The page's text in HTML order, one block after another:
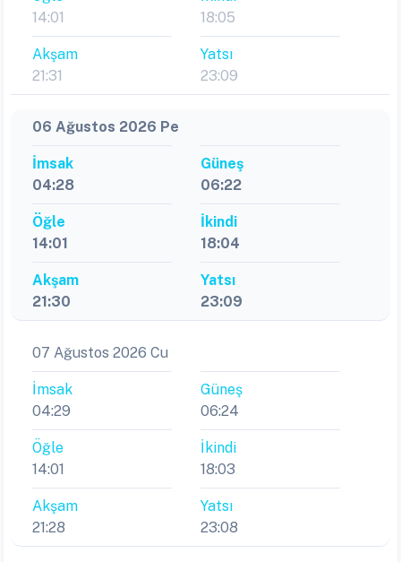
14:01
18:05
Akşam
21:31
Yatsı
23:09
06 Ağustos 2026 Pe
İmsak
04:28
Güneş
06:22
Öğle
14:01
İkindi
18:04
Akşam
21:30
Yatsı
23:09
07 Ağustos 2026 Cu
İmsak
04:29
Güneş
06:24
Öğle
14:01
İkindi
18:03
Akşam
21:28
Yatsı
23:08